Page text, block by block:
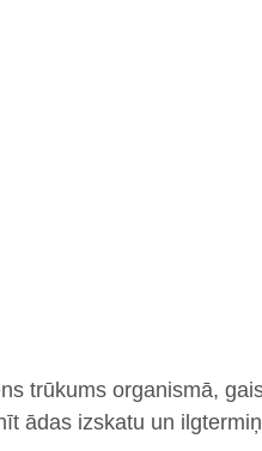
trūkums organismā,
ādas izskatu un